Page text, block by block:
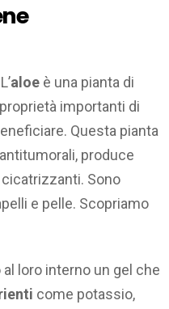
aloe è una pianta di
importanti di
Questa pianta
produce
Sono
e pelle. Scopriamo
al loro interno un gel che
come potassio,